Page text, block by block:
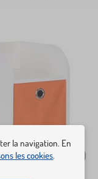
la navigation. En
les cookies.